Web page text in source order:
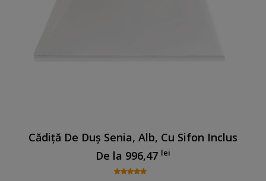
Cădiță De Duș Senia, Alb, Cu Sifon Inclus
De la 996,47 lei